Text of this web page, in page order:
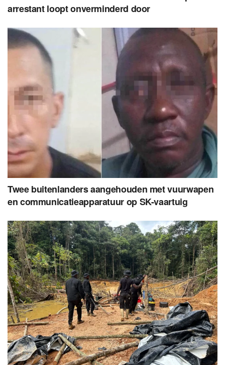
arrestant loopt onverminderd door
Twee buitenlanders aangehouden met vuurwapen
en communicatieapparatuur op SK-vaartuig